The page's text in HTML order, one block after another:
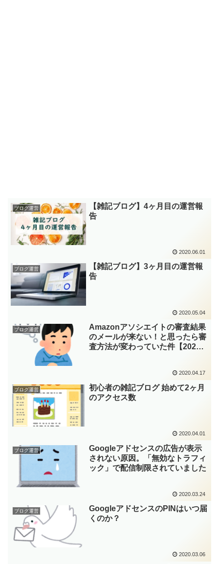
ブログ運営
【雑記ブログ】4ヶ月目の運営報
告
2020.06.01
ブログ運営
【雑記ブログ】3ヶ月目の運営報
告
2020.05.04
ブログ運営
Amazonアソシエイトの審査結果
のメールが来ない！と思ったら審
査方法が変わっていた件【2020
2020.04.17
ブログ運営
初心者の雑記ブログ 始めて2ヶ月
のアクセス数
2020.04.01
ブログ運営
Googleアドセンスの広告が表示
されない原因。「無効なトラフィ
ック」で配信制限されていました
2020.03.24
ブログ運営
GoogleアドセンスのPINはいつ届
くのか？
2020.03.06